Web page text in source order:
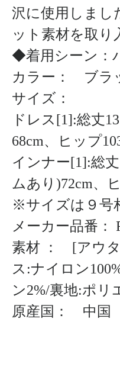
沢に使用しまし
ット素材を取り
◆着用シーン：
カラー： ブラ
サイズ：
ドレス[1]:総丈
68cm、ヒップ
インナー[1]:総
ムあり)72cm、
※サイズは９号
メーカー品番：
素材 ： [アウタ
ス:ナイロン
ン2%/裏地:ポリ
原産国： 中国